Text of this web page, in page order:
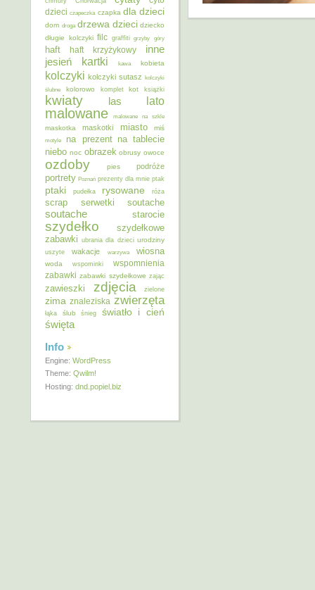
dzieci czapeczka czapka dla dzieci
dom droga drzewa dzieci dziecko
długie kolczyki filc graffiti grzyby góry
haft haft krzyżykowy inne
jesień kartki kawa kobieta
kolczyki kolczyki sutasz kolczyki
ślubne
kolorowo komplet kot książki
kwiaty las lato
malowane malowane na szkle
maskotka maskotki miasto miś
motyle na prezent na tablecie
niebo noc obrazek obrusy owoce
ozdoby pies podróże
portrety Poznań prezenty dla mnie ptak
ptaki pudełka rysowane róża
scrap serwetki soutache
soutache starocie
szydełko
szydełkowe
zabawki ubrania dla dzieci urodziny
uszyte wakacje warzywa wiosna
woda wspominki
wspomnienia
zabawki zabawki szydełkowe zając
zawieszki zdjęcia zielone
zima znaleziska zwierzęta
łąka ślub śnieg światło i cień
święta
Info
Engine: WordPress
Theme: Qwilm!
Hosting: dnd.popiel.biz